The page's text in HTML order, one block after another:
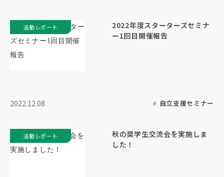
2022年度スターターズセミナ
ー1回目開催報告
2022.12.08 自立支援セミナー
活動レポート
秋の奨学生交流会を実施しま
した！
活動レポート